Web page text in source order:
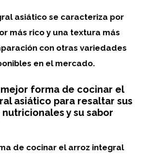
asiático se caracteriza por
más rico y una textura más
con otras variedades
en el mercado.
mejor forma de cocinar el
asiático para resaltar sus
y su sabor
de cocinar el arroz integral